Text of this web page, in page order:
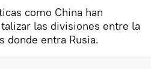
como China han
las divisiones entre la
donde entra Rusia.